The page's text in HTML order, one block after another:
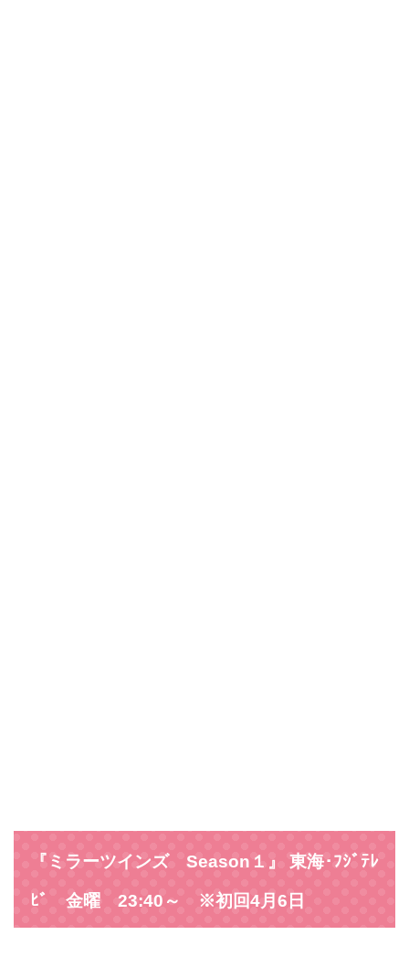
『ミラーツインズ Season１』 東海･ﾌｼﾞﾃﾚ
ﾋﾞ 金曜 23:40～ ※初回4月6日